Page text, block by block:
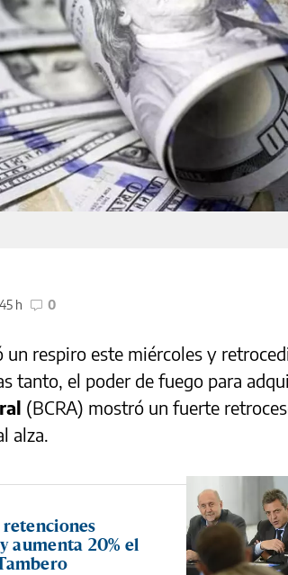
h 0
un respiro este miércoles y
tanto, el poder de fuego para
(BCRA) mostró un fuerte
alza.
retenciones
aumenta 20% el